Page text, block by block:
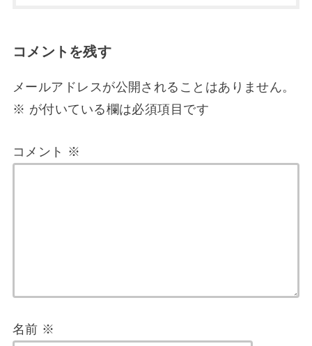
コメントを残す
メールアドレスが公開されることはありません。
※ が付いている欄は必須項目です
コメント ※
名前 ※